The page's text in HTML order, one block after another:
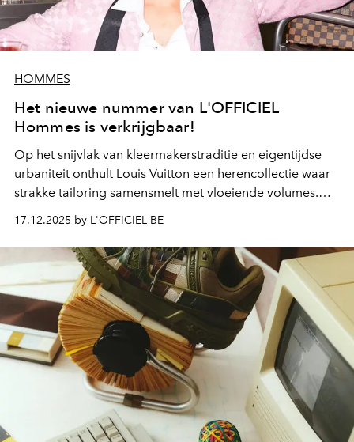
HOMMES
Het nieuwe nummer van L'OFFICIEL
Hommes is verkrijgbaar!
Op het snijvlak van kleermakerstraditie en eigentijdse
urbaniteit onthult Louis Vuitton een herencollectie waar
strakke tailoring samensmelt met vloeiende volumes.
een vleug reislust, weet te verweven, helemaal in lijn met
het iconische DNA van het huis. Laat je meevoeren door
onze exclusieve modeshoot, gefotografeerd in de
majestueuze setting van hotel Les Bains de Spa is te
ondekken in de nieuwe nummer van L'OFFICIEL
Hommes, verkrijgbaar in de kiosken.
17.12.2025 by L'OFFICIEL BE